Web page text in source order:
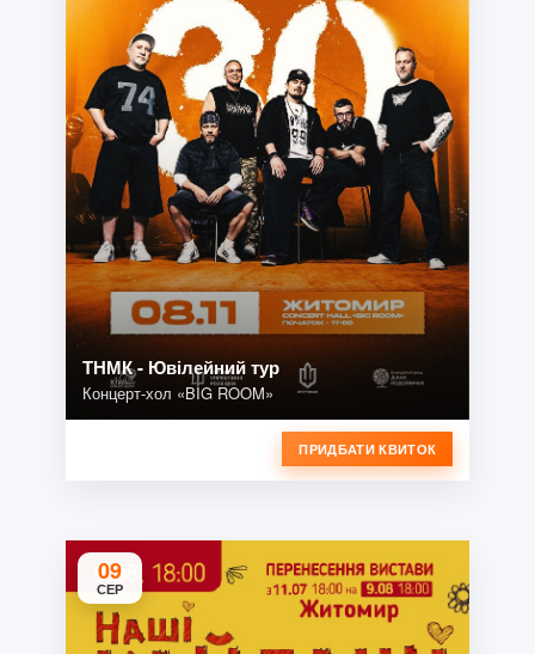
ТНМК - Ювілейний тур
Концерт-хол «BIG ROOM»
ПРИДБАТИ КВИТОК
09
СЕР